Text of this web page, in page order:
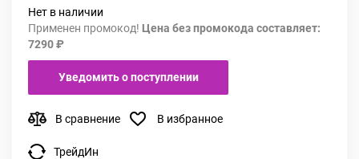
Нет в наличии
Применен промокод! Цена без промокода составляет:
7290 ₽
Уведомить о поступлении
В сравнение В избранное
ТрейдИн